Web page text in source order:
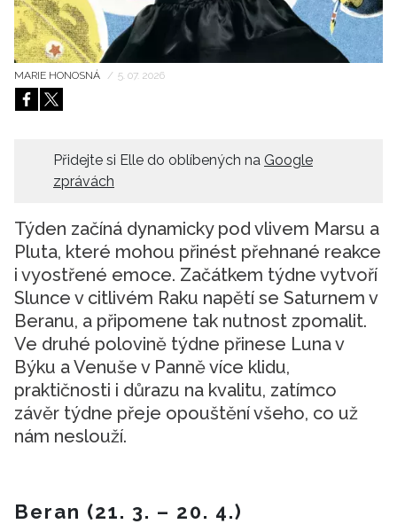
HOME
MARIE HONOSNÁ / 5. 07. 2026
Přidejte si Elle do oblíbených na Google
zprávách
Týden začíná dynamicky pod vlivem Marsu a
Pluta, které mohou přinést přehnané reakce
i vyostřené emoce. Začátkem týdne vytvoří
Slunce v citlivém Raku napětí se Saturnem v
Beranu, a připomene tak nutnost zpomalit.
Ve druhé polovině týdne přinese Luna v
Býku a Venuše v Panně více klidu,
praktičnosti i důrazu na kvalitu, zatímco
závěr týdne přeje opouštění všeho, co už
nám neslouží.
Beran (21. 3. – 20. 4.)